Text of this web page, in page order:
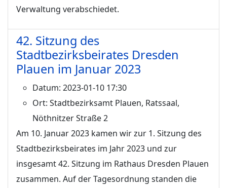
Verwaltung verabschiedet.
42. Sitzung des
Stadtbezirksbeirates Dresden
Plauen im Januar 2023
Datum: 2023-01-10 17:30
Ort: Stadtbezirksamt Plauen, Ratssaal,
Nöthnitzer Straße 2
Am 10. Januar 2023 kamen wir zur 1. Sitzung des
Stadtbezirksbeirates im Jahr 2023 und zur
insgesamt 42. Sitzung im Rathaus Dresden Plauen
zusammen. Auf der Tagesordnung standen die